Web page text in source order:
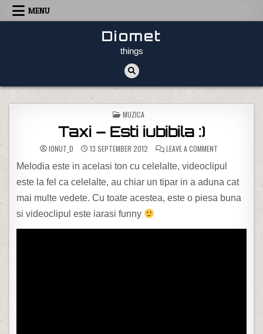
Skip to content
MENU
Diomet
things
POSTED IN
MUZICA
Taxi – Esti iubibila :)
IONUT_D 13 SEPTEMBER 2012 LEAVE A COMMENTON TAXI – ESTI
Melodia este in acelasi ton cu celelalte, videoclipul
este la fel ca celelalte, au chiar un tipar in a aduna cat
mai multe vedete. Cu toate acestea, este o piesa buna
si videoclipul este iarasi funny